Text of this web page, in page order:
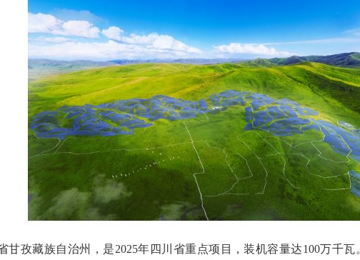
孜藏族自治州，是2025年四川省重点项目，装机容量达100万千瓦